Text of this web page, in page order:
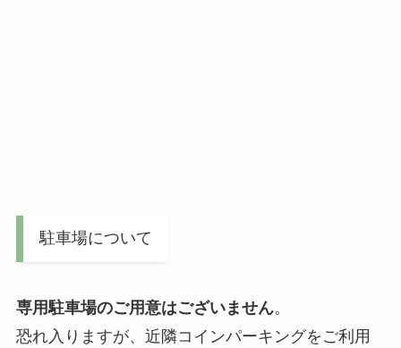
駐車場について
専用駐車場のご用意はございません。
恐れ入りますが、近隣コインパーキングをご利用